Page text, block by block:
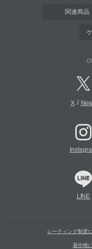
関連商品
X/
LINE
レーティング制度
著作権